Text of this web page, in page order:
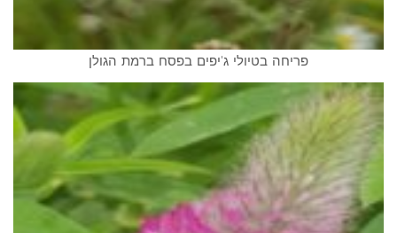
פריחה בטיולי ג'יפים בפסח ברמת הגולן